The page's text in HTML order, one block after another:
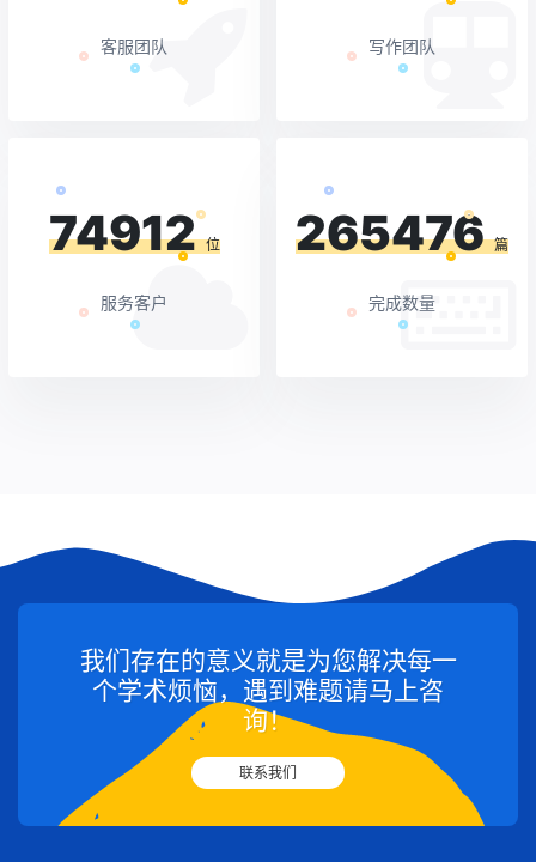
客服团队 写作团队
74912 位
服务客户
265476 篇
完成数量
我们存在的意义就是为您解决每一
个学术烦恼，遇到难题请马上咨
询！
联系我们